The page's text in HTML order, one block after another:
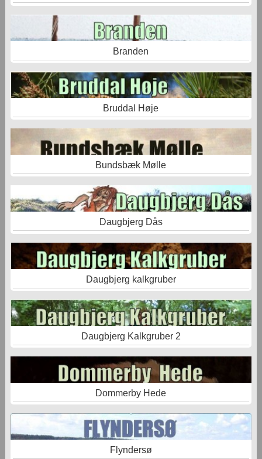
Branden
Bruddal Høje
Bundsbæk Mølle
Daugbjerg Dås
Daugbjerg kalkgruber
Daugbjerg Kalkgruber 2
Dommerby Hede
Flyndersø